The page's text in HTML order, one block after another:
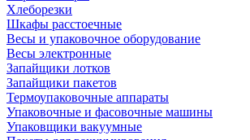
Хлеборезки
Шкафы расстоечные
Весы и упаковочное оборудование
Весы электронные
Запайщики лотков
Запайщики пакетов
Термоупаковочные аппараты
Упаковочные и фасовочные машины
Упаковщики вакуумные